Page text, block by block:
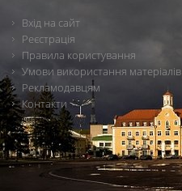
Вхід на сайт
Реєстрація
Правила користування
Умови використання матеріалів
Рекламодавцям
Контакти